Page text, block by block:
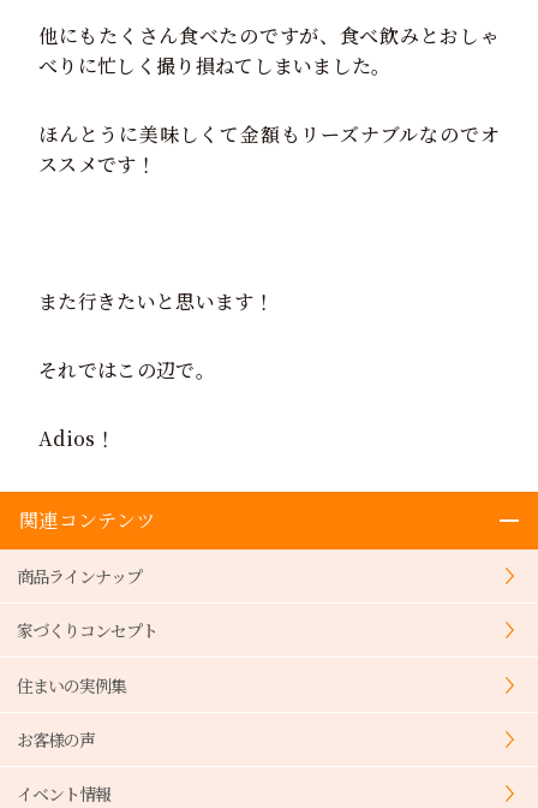
他にもたくさん食べたのですが、食べ飲みとおしゃ
べりに忙しく撮り損ねてしまいました。
ほんとうに美味しくて金額もリーズナブルなのでオ
ススメです！
また行きたいと思います！
それではこの辺で。
Adios！
関連コンテンツ
商品ラインナップ
家づくりコンセプト
住まいの実例集
お客様の声
イベント情報